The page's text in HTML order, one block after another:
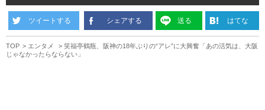
ツイートする シェアする 送る はてな
TOP エンタメ
笑福亭鶴瓶、阪神の18年ぶりの“アレ”に大興奮「あの活気は、大阪
じゃなかったらならない」